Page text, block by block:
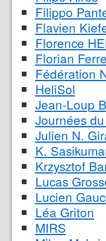
Filippo
Flavien
Florence
Florian
Fédération
HeliSol
Jean-Loup
Journées
Julien N.
K.
Krzysztof
Lucas
Lucien
Léa Griton
MIRS